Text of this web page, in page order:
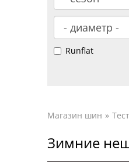
Runflat
Магазин шин
Зимние